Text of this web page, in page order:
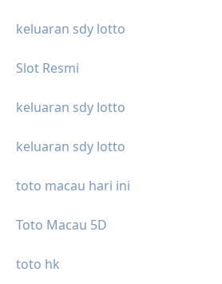
keluaran sdy lotto
Slot Resmi
keluaran sdy lotto
keluaran sdy lotto
toto macau hari ini
Toto Macau 5D
toto hk